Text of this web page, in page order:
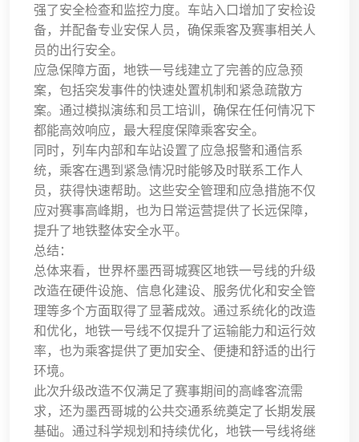
强了安全检查和监控力度。车站入口增加了安检设
备，并配备专业安保人员，确保乘客及赛事相关人
员的出行安全。
应急保障方面，地铁一号线建立了完善的应急预
案，包括突发事件的快速处置机制和紧急疏散方
案。通过模拟演练和员工培训，确保在任何情况下
都能高效响应，最大程度保障乘客安全。
同时，列车内部和车站设置了应急报警和通信系
统，乘客在遇到紧急情况时能够及时联系工作人
员，获得快速帮助。这些安全管理和应急措施不仅
应对赛事高峰期，也为日常运营提供了长远保障，
提升了地铁整体安全水平。
总结：
总体来看，世界杯墨西哥城赛区地铁一号线的升级
改造在硬件设施、信息化建设、服务优化和安全管
理等多个方面取得了显著成效。通过系统化的改造
和优化，地铁一号线不仅提升了运输能力和运行效
率，也为乘客提供了更加安全、便捷和舒适的出行
环境。
此次升级改造不仅满足了赛事期间的高峰客流需
求，还为墨西哥城的公共交通系统奠定了长期发展
基础。通过科学规划和持续优化，地铁一号线将继